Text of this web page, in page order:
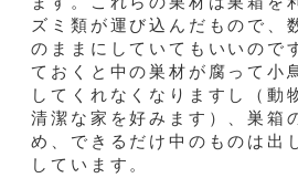
ズミ類が運び込んだもので、
のままにしていてもいいので
ておくと中の巣材が腐って小
してくれなくなりますし（動
清潔な家を好みます）、巣箱
め、できるだけ中のものは出
しています。